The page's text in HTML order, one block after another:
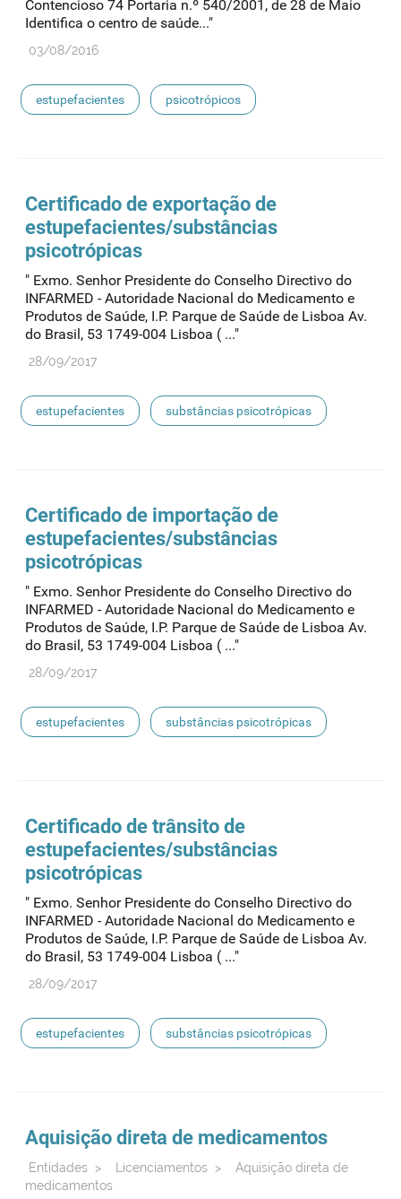
Contencioso 74 Portaria n.º 540/2001, de 28 de Maio
Identifica o centro de saúde..."
03/08/2016
estupefacientes psicotrópicos
Certificado de exportação de
estupefacientes/substâncias
psicotrópicas
" Exmo. Senhor Presidente do Conselho Directivo do
INFARMED - Autoridade Nacional do Medicamento e
Produtos de Saúde, I.P. Parque de Saúde de Lisboa Av.
do Brasil, 53 1749-004 Lisboa ( ..."
28/09/2017
estupefacientes substâncias psicotrópicas
Certificado de importação de
estupefacientes/substâncias
psicotrópicas
" Exmo. Senhor Presidente do Conselho Directivo do
INFARMED - Autoridade Nacional do Medicamento e
Produtos de Saúde, I.P. Parque de Saúde de Lisboa Av.
do Brasil, 53 1749-004 Lisboa ( ..."
28/09/2017
estupefacientes substâncias psicotrópicas
Certificado de trânsito de
estupefacientes/substâncias
psicotrópicas
" Exmo. Senhor Presidente do Conselho Directivo do
INFARMED - Autoridade Nacional do Medicamento e
Produtos de Saúde, I.P. Parque de Saúde de Lisboa Av.
do Brasil, 53 1749-004 Lisboa ( ..."
28/09/2017
estupefacientes substâncias psicotrópicas
Aquisição direta de medicamentos
Entidades > Licenciamentos >
Aquisição direta de
medicamentos